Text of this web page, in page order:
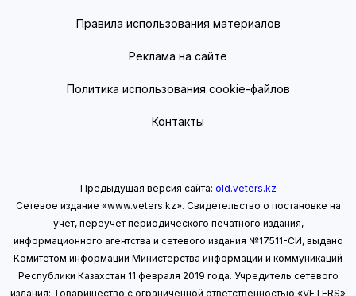
Правила использования материалов
Реклама на сайте
Политика использования cookie-файлов
Контакты
Предыдущая версия сайта: old.veters.kz
Сетевое издание «www.veters.kz». Свидетельство о постановке на
учет, переучет периодического печатного издания,
информационного агентства и сетевого издания №17511-СИ, выдано
Комитетом информации Министерства информации и коммуникаций
Республики Казахстан 11 февраля 2019 года. Учредитель сетевого
издания: Товарищество с ограниченной ответственностью «VETERS»